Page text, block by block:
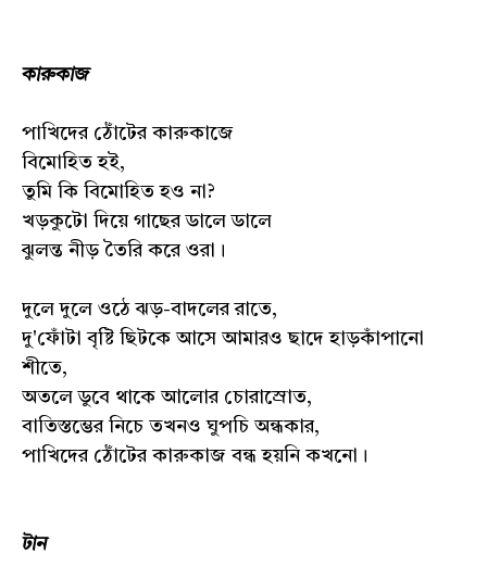
কারুকাজ
পাখিদের ঠোঁটের কারুকাজে
বিমোহিত হ‌ই,
তুমি কি বিমোহিত হ‌ও না?
খড়কুটো দিয়ে গাছের ডালে ডালে
ঝুলন্ত নীড় তৈরি করে ওরা।
দুলে দুলে ওঠে ঝড়-বাদলের রাতে,
দু'ফোঁটা বৃষ্টি ছিটকে আসে আমার‌ও ছাদে হাড়কাঁপানো
শীতে,
অতলে ডুবে থাকে আলোর চোরাস্রোত,
বাতিস্তম্ভের নিচে তখনও ঘুপচি অন্ধকার,
পাখিদের ঠোঁটের কারুকাজ বন্ধ হয়নি কখনো।
টান